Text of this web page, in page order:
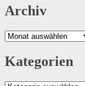
Archiv
Archiv
Kategorien